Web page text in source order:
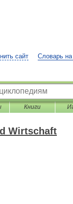
сайт Словарь на
Книги
Wirtschaft